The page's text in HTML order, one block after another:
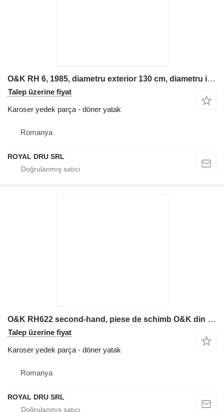
O&K RH 6, 1985, diametru exterior 130 cm, diametru interior 107,5 cm, 36 găuri, 106 dinți, lățime 92 mm iş makinesi için Ekskavatör Döndürme Halkası döner yatak
Talep üzerine fiyat
Karoser yedek parça - döner yatak
Romanya
ROYAL DRU SRL
O&K RH622 second-hand, piese de schimb O&K din dezmembrări iş makinesi için Ekskavatör Döndürme Halkası döner yatak
Talep üzerine fiyat
Karoser yedek parça - döner yatak
Romanya
ROYAL DRU SRL